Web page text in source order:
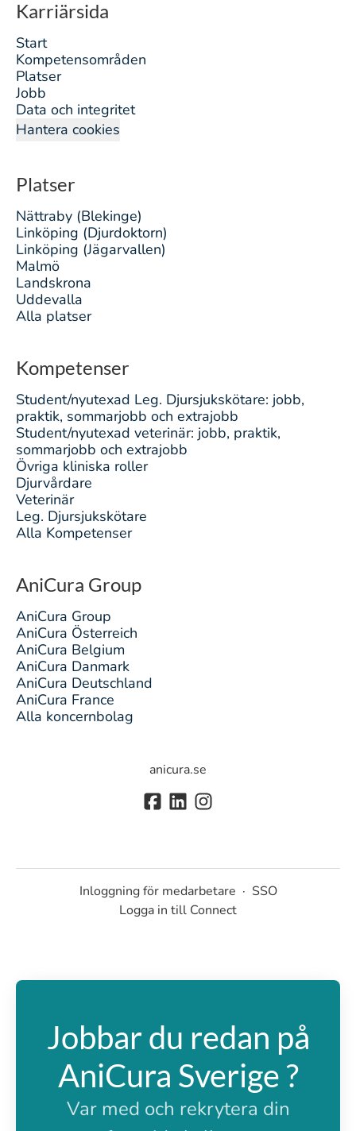
Karriärsida
Start
Kompetensområden
Platser
Jobb
Data och integritet
Hantera cookies
Platser
Nättraby (Blekinge)
Linköping (Djurdoktorn)
Linköping (Jägarvallen)
Malmö
Landskrona
Uddevalla
Alla platser
Kompetenser
Student/nyutexad Leg. Djursjukskötare: jobb,
praktik, sommarjobb och extrajobb
Student/nyutexad veterinär: jobb, praktik,
sommarjobb och extrajobb
Övriga kliniska roller
Djurvårdare
Veterinär
Leg. Djursjukskötare
Alla Kompetenser
AniCura Group
AniCura Group
AniCura Österreich
AniCura Belgium
AniCura Danmark
AniCura Deutschland
AniCura France
Alla koncernbolag
anicura.se
Inloggning för medarbetare · SSO
Logga in till Connect
Jobbar du redan på
AniCura Sverige ?
Var med och rekrytera din